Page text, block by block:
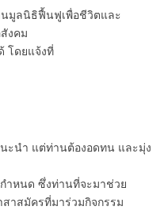
นมูลนิธิฟื้นฟูเพื่อชีวิตและ
งคม
โดยแจ้งที่
ะนำ แต่ท่านต้องอดทน และมุ่ง
ำหนด ซึ่งท่านที่จะมาช่วย
าสมัครที่มาร่วมกิจกรรม